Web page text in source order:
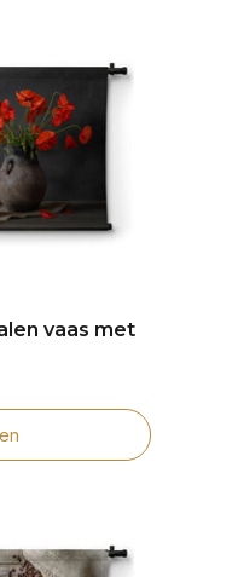
vaas met